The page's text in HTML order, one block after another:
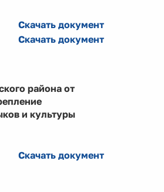
Скачать документ
Скачать документ
района от
и культуры
Скачать документ